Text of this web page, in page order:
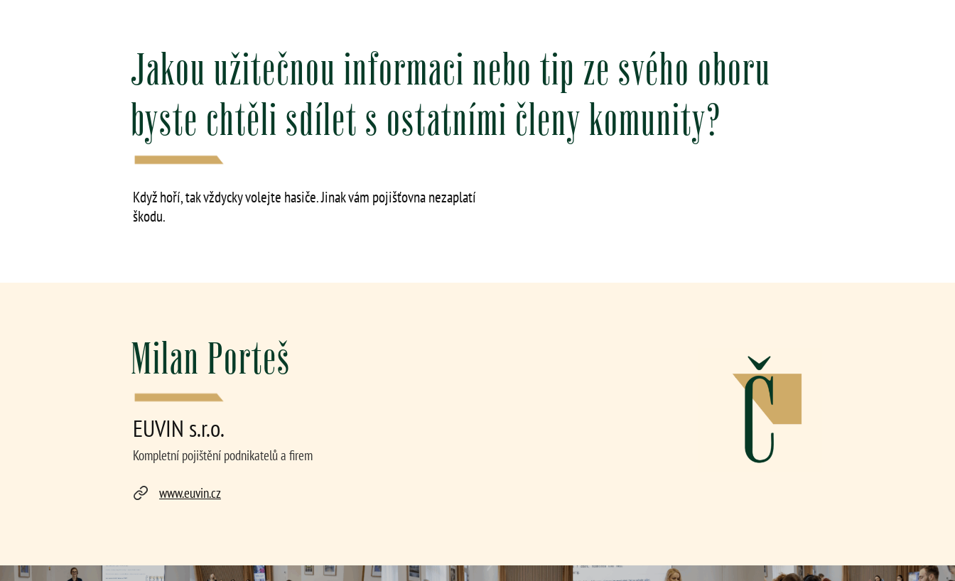
Jakou užitečnou informaci nebo tip ze svého oboru
byste chtěli sdílet s ostatními členy komunity?
Když hoří, tak vždycky volejte hasiče. Jinak vám pojišťovna nezaplatí
škodu.
Milan Porteš
EUVIN s.r.o.
Kompletní pojištění podnikatelů a firem
www.euvin.cz